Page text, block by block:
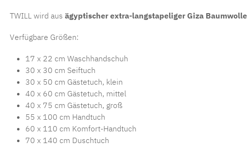
TWILL wird aus ägyptischer extra-langstapeliger Giza Baumwolle
Verfügbare Größen:
17 x 22 cm Waschhandschuh
30 x 30 cm Seiftuch
30 x 50 cm Gästetuch, klein
40 x 60 cm Gästetuch, mittel
40 x 75 cm Gästetuch, groß
55 x 100 cm Handtuch
60 x 110 cm Komfort-Handtuch
70 x 140 cm Duschtuch